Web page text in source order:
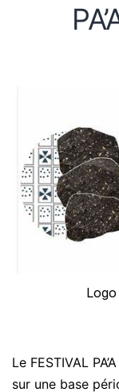
Le FESTIVAL
sur une base